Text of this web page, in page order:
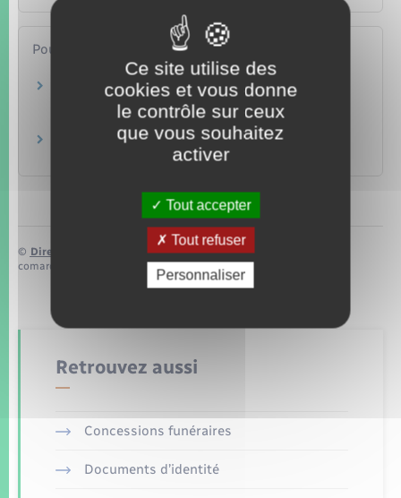
Pour en savoir plus
Site de la Commission internationale de l'État
Civil (CIEC)
Commission Internationale de l'État Civil (CIEC)
Formulaires de type multilingues
Commission européenne
© Direction de l’information légale et administrative
comarquage developpé parbaseo.io
Retrouvez aussi
Concessions funéraires
Documents d’identité
Ce site utilise des
cookies et vous donne
le contrôle sur ceux
que vous souhaitez
activer
Tout accepter
Tout refuser
Personnaliser